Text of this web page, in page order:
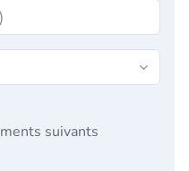
suivants